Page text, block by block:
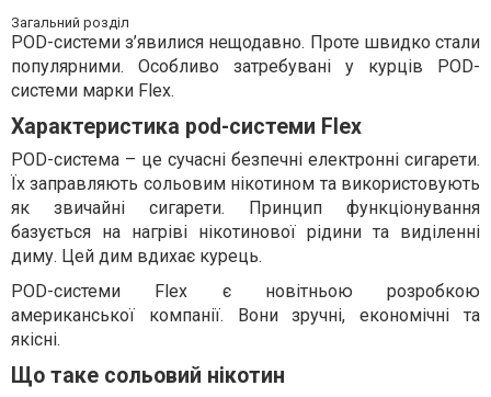
Загальний розділ
POD-системи з’явилися нещодавно. Проте швидко стали
популярними. Особливо затребувані у курців POD-
системи марки Flex.
Характеристика pod-системи Flex
POD-система – це сучасні безпечні електронні сигарети.
Їх заправляють сольовим нікотином та використовують
як звичайні сигарети. Принцип функціонування
базується на нагріві нікотинової рідини та виділенні
диму. Цей дим вдихає курець.
POD-системи Flex є новітньою розробкою
американської компанії. Вони зручні, економічні та
якісні.
Що таке сольовий нікотин